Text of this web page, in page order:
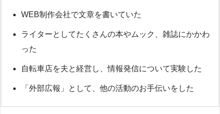
WEB制作会社で文章を書いていた
ライターとしてたくさんの本やムック、雑誌にかかわ
った
自転車店を夫と経営し、情報発信について実験した
「外部広報」として、他の活動のお手伝いをした